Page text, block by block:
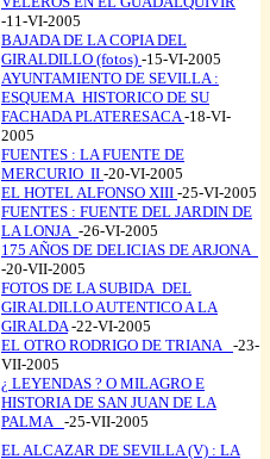
-11-VI-2005
BAJADA DE LA COPIA DEL
GIRALDILLO (fotos) -15-VI-2005
AYUNTAMIENTO DE SEVILLA :
ESQUEMA HISTORICO DE SU
FACHADA PLATERESACA-18-VI-
2005
FUENTES : LA FUENTE DE
MERCURIO II -20-VI-2005
EL HOTEL ALFONSO XIII -25-VI-2005
FUENTES : FUENTE DEL JARDIN DE
LA LONJA -26-VI-2005
175 AÑOS DE DELICIAS DE ARJONA
-20-VII-2005
FOTOS DE LA SUBIDA DEL
GIRALDILLO AUTENTICO A LA
GIRALDA-22-VI-2005
EL OTRO RODRIGO DE TRIANA -23-
VII-2005
¿ LEYENDAS ? O MILAGRO E
HISTORIA DE SAN JUAN DE LA
PALMA -25-VII-2005
EL ALCAZAR DE SEVILLA (V) : LA